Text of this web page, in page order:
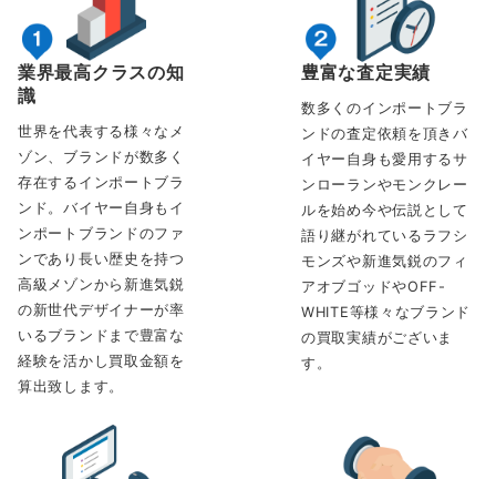
業界最高クラスの知
識
世界を代表する様々なメ
ゾン、ブランドが数多く
存在するインポートブラ
ンド。バイヤー自身もイ
ンポートブランドのファ
ンであり長い歴史を持つ
高級メゾンから新進気鋭
の新世代デザイナーが率
いるブランドまで豊富な
経験を活かし買取金額を
算出致します。
豊富な査定実績
数多くのインポートブラ
ンドの査定依頼を頂きバ
イヤー自身も愛用するサ
ンローランやモンクレー
ルを始め今や伝説として
語り継がれているラフシ
モンズや新進気鋭のフィ
アオブゴッドやOFF-
WHITE等様々なブランド
の買取実績がございま
す。